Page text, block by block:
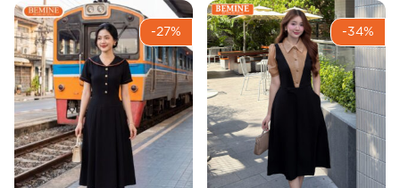
-27% -34%